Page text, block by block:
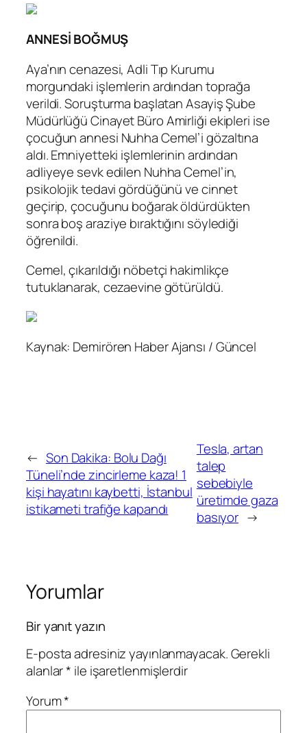
ANNESİ BOĞMUŞ
Aya’nın cenazesi, Adli Tıp Kurumu
morgundaki işlemlerin ardından toprağa
verildi. Soruşturma başlatan Asayiş Şube
Müdürlüğü Cinayet Büro Amirliği ekipleri ise
çocuğun annesi Nuhha Cemel’i gözaltına
aldı. Emniyetteki işlemlerinin ardından
adliyeye sevk edilen Nuhha Cemel’in,
psikolojik tedavi gördüğünü ve cinnet
geçirip, çocuğunu boğarak öldürdükten
sonra boş araziye bıraktığını söylediği
öğrenildi.
Cemel, çıkarıldığı nöbetçi hakimlikçe
tutuklanarak, cezaevine götürüldü.
Kaynak: Demirören Haber Ajansı / Güncel
← Son Dakika: Bolu Dağı
Tüneli’nde zincirleme kaza! 1
kişi hayatını kaybetti, İstanbul
istikameti trafiğe kapandı
Tesla, artan
talep
sebebiyle
üretimde gaza
basıyor →
Yorumlar
Bir yanıt yazın
E-posta adresiniz yayınlanmayacak.Gerekli
alanlar* ile işaretlenmişlerdir
Yorum*